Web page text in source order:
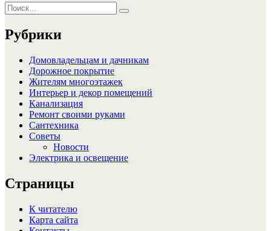
Искать:
Поиск
Рубрики
Домовладельцам и дачникам
Дорожное покрытие
Жителям многоэтажек
Интерьер и декор помещений
Канализация
Ремонт своими руками
Сантехника
Советы
Новости
Электрика и освещение
Страницы
К читателю
Карта сайта